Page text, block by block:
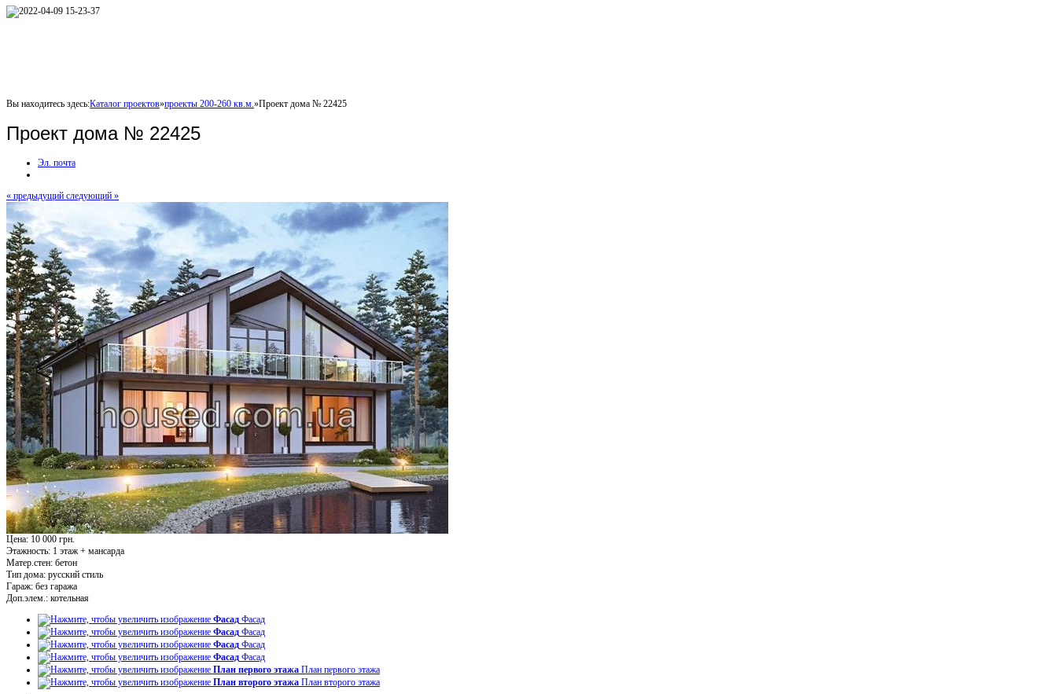
Вы находитесь здесь:Каталог проектов»проекты 200-260 кв.м. »Проект дома № 22425
Проект дома № 22425
Эл. почта
« предыдущий следующий »
Цена: 10 000 грн.
Этажность: 1 этаж + мансарда
Матер.стен: бетон
Тип дома: русский стиль
Гараж: без гаража
Доп.элем.: котельная
Фасад Фасад
Фасад Фасад
Фасад Фасад
Фасад Фасад
План первого этажа План первого этажа
План второго этажа План второго этажа